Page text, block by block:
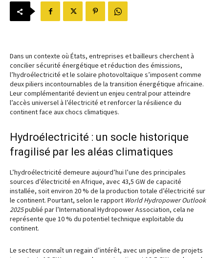
Dans un contexte où États, entreprises et bailleurs cherchent à
concilier sécurité énergétique et réduction des émissions,
l’hydroélectricité et le solaire photovoltaïque s’imposent comme
deux piliers incontournables de la transition énergétique africaine.
Leur complémentarité devient un enjeu central pour atteindre
l’accès universel à l’électricité et renforcer la résilience du
continent face aux chocs climatiques.
Hydroélectricité : un socle historique
fragilisé par les aléas climatiques
L’hydroélectricité demeure aujourd’hui l’une des principales
sources d’électricité en Afrique, avec 43,5 GW de capacité
installée, soit environ 20 % de la production totale d’électricité sur
le continent. Pourtant, selon le rapport World Hydropower Outlook
2025publié par l’International Hydropower Association, cela ne
représente que 10 % du potentiel technique exploitable du
continent.
Le secteur connaît un regain d’intérêt, avec un pipeline de projets